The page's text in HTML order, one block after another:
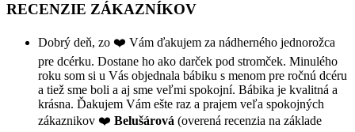
RECENZIE ZÁKAZNÍKOV
Dobrý deň, zo ❤️ Vám ďakujem za nádherného jednorožca
pre dcérku. Dostane ho ako darček pod stromček. Minulého
roku som si u Vás objednala bábiku s menom pre ročnú dcéru
a tiež sme boli a aj sme veľmi spokojní. Bábika je kvalitná a
krásna. Ďakujem Vám ešte raz a prajem veľa spokojných
zákaznikov ❤️ Belušárová (overená recenzia na základe